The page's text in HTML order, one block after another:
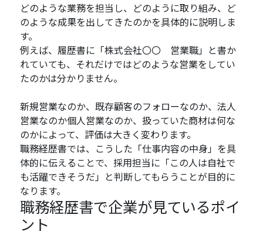
どのような業務を担当し、どのように取り組み、ど
のような成果を出してきたのかを具体的に説明しま
す。
例えば、履歴書に「株式会社〇〇 営業職」と書か
れていても、それだけではどのような営業をしてい
たのかは分かりません。
新規営業なのか、既存顧客のフォローなのか、法人
営業なのか個人営業なのか、扱っていた商材は何な
のかによって、評価は大きく変わります。
職務経歴書では、こうした「仕事内容の中身」を具
体的に伝えることで、採用担当に「この人は自社で
も活躍できそうだ」と判断してもらうことが目的に
なります。
職務経歴書で企業が見ているポイ
ント